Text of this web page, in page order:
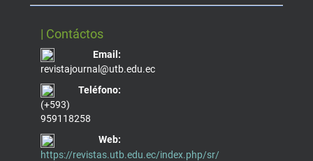
| Contáctos
Email:
revistajournal@utb.edu.ec
Teléfono:
(+593)
959118258
Web:
https://revistas.utb.edu.ec/index.php/sr/